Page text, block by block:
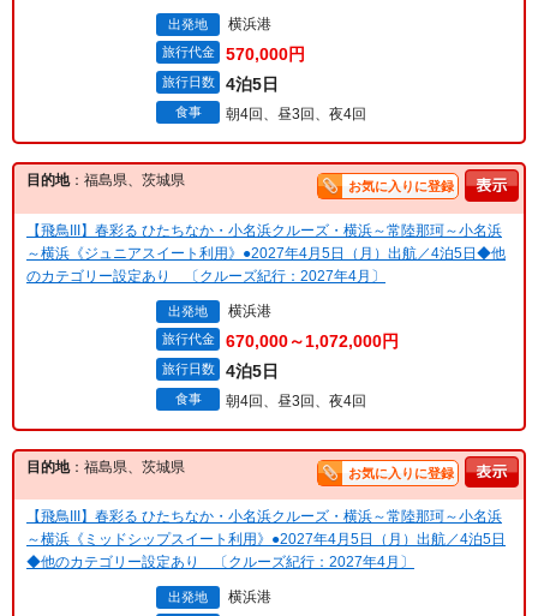
出発地 横浜港
旅行代金 570,000円
旅行日数 4泊5日
食事 朝4回、昼3回、夜4回
目的地：福島県、茨城県 お気に入りに登録
【飛鳥III】春彩る ひたちなか・小名浜クルーズ・横浜～常陸那珂～小名浜
～横浜《ジュニアスイート利用》●2027年4月5日（月）出航／4泊5日◆他
のカテゴリー設定あり 〔クルーズ紀行：2027年4月〕
出発地 横浜港
旅行代金 670,000～1,072,000円
旅行日数 4泊5日
食事 朝4回、昼3回、夜4回
目的地：福島県、茨城県 お気に入りに登録
【飛鳥III】春彩る ひたちなか・小名浜クルーズ・横浜～常陸那珂～小名浜
～横浜《ミッドシップスイート利用》●2027年4月5日（月）出航／4泊5日
◆他のカテゴリー設定あり 〔クルーズ紀行：2027年4月〕
出発地 横浜港